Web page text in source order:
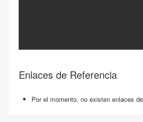
Enlaces de Referencia
Por el momento, no existen enlaces